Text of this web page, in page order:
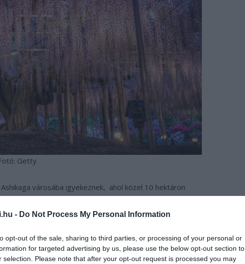
- Do Not Process My Personal Information
opt-out of the sale, sharing to third parties, or processing of your personal or
for targeted advertising by us, please use the below opt-out section to
selection. Please note that after your opt-out request is processed you may
Getty
városába igyekeznek, ahol közel 10 hektáron
Varázslatos Lilaakác névre hallgató büszkeség pedig
szerint az egész világon nincs párja. A parkot április
mert ekkor éri el a virágzás a csúcsát.